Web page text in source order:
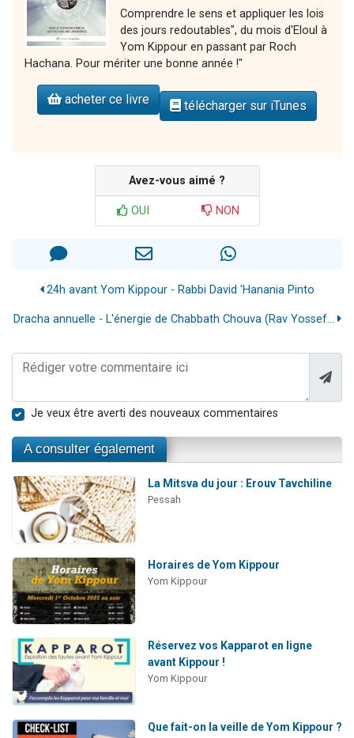
Comprendre le sens et appliquer les lois
des jours redoutables", du mois d'Eloul à
Yom Kippour en passant par Roch
Hachana. Pour mériter une bonne année !"
acheter ce livre télécharger sur iTunes
Avez-vous aimé ?
OUI NON
24h avant Yom Kippour - Rabbi David 'Hanania Pinto
Dracha annuelle - L'énergie de Chabbath Chouva (Rav Yossef...
Je veux être averti des nouveaux commentaires
A consulter également
La Mitsva du jour : Erouv Tavchiline
Pessah
Horaires de Yom Kippour
Yom Kippour
Réservez vos Kapparot en ligne
avant Kippour !
Yom Kippour
Que fait-on la veille de Yom Kippour ?